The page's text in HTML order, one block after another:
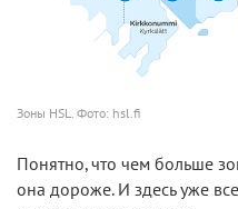
Зоны HSL. Фото: hsl.fi
Понятно, что чем больше
она дороже. И здесь уже